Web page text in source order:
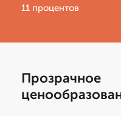
11 процентов
Прозрачное